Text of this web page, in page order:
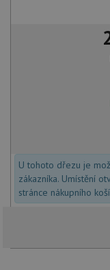
U tohoto dřezu je
zákazníka. Umístění
stránce nákupního